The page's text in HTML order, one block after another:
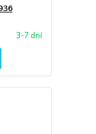
3-7 dní